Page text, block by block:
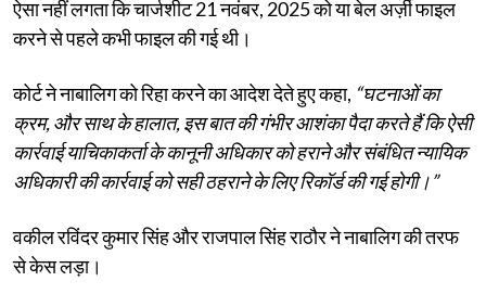
ऐसा नहीं लगता कि चार्जशीट 21 नवंबर, 2025 को या बेल अर्ज़ी फाइल
करने से पहले कभी फाइल की गई थी।
कोर्ट ने नाबालिग को रिहा करने का आदेश देते हुए कहा, “घटनाओं का
क्रम, और साथ के हालात, इस बात की गंभीर आशंका पैदा करते हैं कि ऐसी
कार्रवाई याचिकाकर्ता के कानूनी अधिकार को हराने और संबंधित न्यायिक
अधिकारी की कार्रवाई को सही ठहराने के लिए रिकॉर्ड की गई होगी।”
वकील रविंदर कुमार सिंह और राजपाल सिंह राठौर ने नाबालिग की तरफ
से केस लड़ा।